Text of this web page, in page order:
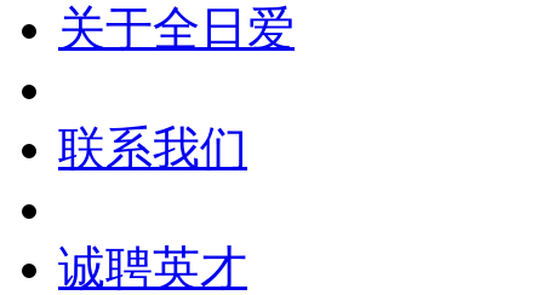
关于全日爱
联系我们
诚聘英才